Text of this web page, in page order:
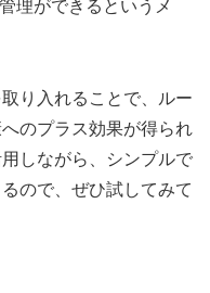
理ができるというメ
り入れることで、ルー
のプラス効果が得られ
しながら、シンプルで
ので、ぜひ試してみて